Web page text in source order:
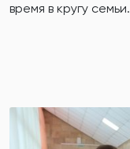
время в кругу семьи.